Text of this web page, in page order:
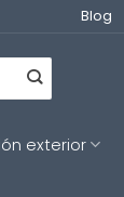
Blog
exterior